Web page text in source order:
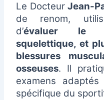
Le Docteur Jean-
de renom,
d’évaluer le
squelettique, et
blessures
osseuses. Il
examens
spécifique du